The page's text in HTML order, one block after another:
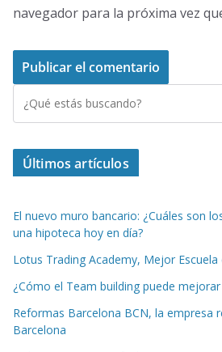
navegador para la próxima vez
Últimos artículos
El nuevo muro bancario: ¿Cuáles son
una hipoteca hoy en día?
Lotus Trading Academy, Mejor Escuela
¿Cómo el Team building puede
Reformas Barcelona BCN, la empresa
Barcelona